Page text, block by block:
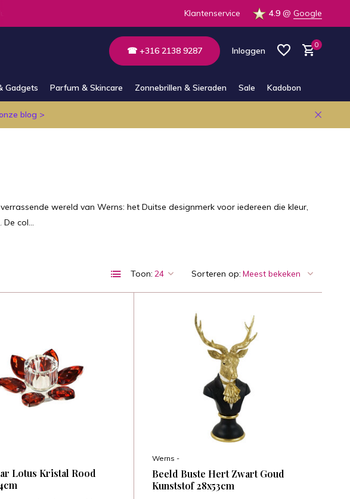
op voorraad in de winkel Altijd bereikbaar via E-mail en Whatsapp
Klantenservice 4.9 @ Google
☎ +316 2138 9287 Inloggen
0
Gadgets Parfum & Skincare Zonnebrillen & Sieraden Sale Kadobon
blog >
wereld van Werns: het Duitse designmerk voor iedereen die kleur,
col...
Toon: Sorteren op:
Lotus Kristal Rood
Werns -
Beeld Buste Hert Zwart Goud
Kunststof 28x53cm